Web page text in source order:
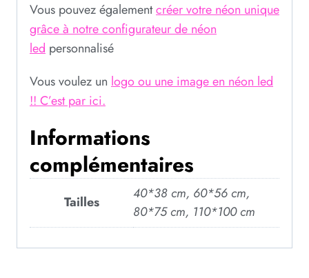
Vous pouvez égalementcréer votre néon unique
grâce à notre configurateur de néon
led personnalisé
Vous voulez un logo ou une image en néon led
!! C’est par ici.
Informations
complémentaires
Tailles
40*38 cm, 60*56 cm,
80*75 cm, 110*100 cm